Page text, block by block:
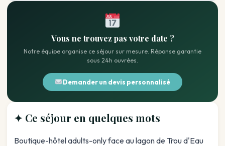
✦ Ce séjour en quelques mots
Boutique-hôtel adults-only face au lagon de Trou d'Eau
Vous ne trouvez pas votre date ?
Notre équipe organise ce séjour sur mesure. Réponse garantie
sous 24h ouvrées.
Demander un devis personnalisé